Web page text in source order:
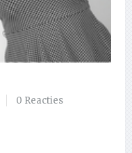
0 Reacties